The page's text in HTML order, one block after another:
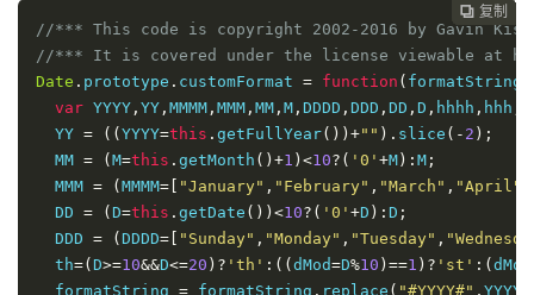
 复制
 复制
 复制
 复制
 复制
 复制
 复制
 复制
//*** This code is copyright 2002-2016 by Gavin
//*** It is covered under the license viewable at
Date . prototype . customFormat = function ( formatString
var YYYY , YY , MMMM , MMM , MM , M , DDDD , DDD , DD , D , hhhh , hhh
  YY
= ((YYYY=this . getFullYear())+"" ). slice (- 2 );
  MM
= (M=this . getMonth ()+1 )<10?( '0' +M): M ;
  MMM
= (MMMM=[ "January" , "February" , "March" , "April"
  DD
= (D=this . getDate ())<10?( '0' +D ): D ;
  DDD
= (DDDD=[ "Sunday" , "Monday" , "Tuesday" ,
  th
=(D>=10&&D<=20 )? 'th' :((dMod=D%10 )==1 )? 'st' :(dMod
  formatString
= formatString . replace ( "#YYYY#" , YYYY